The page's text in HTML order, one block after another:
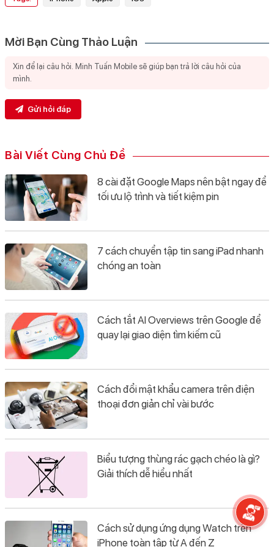
Mời Bạn Cùng Thảo Luận
Gửi hỏi đáp
Bài Viết Cùng Chủ Đề
8 cài đặt Google Maps nên bật ngay để
tối ưu lộ trình và tiết kiệm pin
7 cách chuyển tập tin sang iPad nhanh
chóng an toàn
Cách tắt AI Overviews trên Google để
quay lại giao diện tìm kiếm cũ
Cách đổi mật khẩu camera trên điện
thoại đơn giản chỉ vài bước
Biểu tượng thùng rác gạch chéo là gì?
Giải thích dễ hiểu nhất
Cách sử dụng ứng dụng Watch trên
iPhone toàn tập từ A đến Z